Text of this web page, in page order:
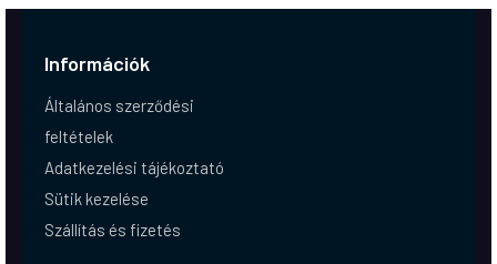
Információk
Általános szerződési
feltételek
Adatkezelési tájékoztató
Sütik kezelése
Szállítás és fizetés